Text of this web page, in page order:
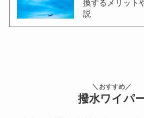
換するメリット
説
＼おすすめ／
撥水ワイパ